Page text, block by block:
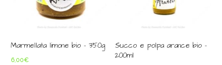
Marmellata limone bio – 350g
6,00€
Succo e polpa arance bio –
200ml